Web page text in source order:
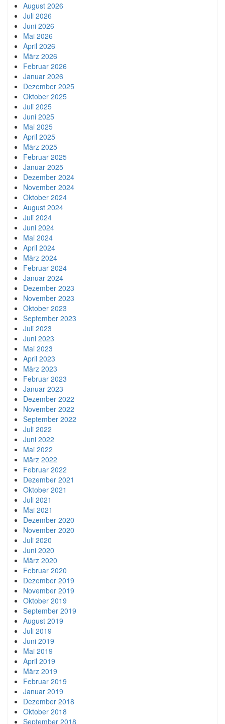
August 2026
Juli 2026
Juni 2026
Mai 2026
April 2026
März 2026
Februar 2026
Januar 2026
Dezember 2025
Oktober 2025
Juli 2025
Juni 2025
Mai 2025
April 2025
März 2025
Februar 2025
Januar 2025
Dezember 2024
November 2024
Oktober 2024
August 2024
Juli 2024
Juni 2024
Mai 2024
April 2024
März 2024
Februar 2024
Januar 2024
Dezember 2023
November 2023
Oktober 2023
September 2023
Juli 2023
Juni 2023
Mai 2023
April 2023
März 2023
Februar 2023
Januar 2023
Dezember 2022
November 2022
September 2022
Juli 2022
Juni 2022
Mai 2022
März 2022
Februar 2022
Dezember 2021
Oktober 2021
Juli 2021
Mai 2021
Dezember 2020
November 2020
Juli 2020
Juni 2020
März 2020
Februar 2020
Dezember 2019
November 2019
Oktober 2019
September 2019
August 2019
Juli 2019
Juni 2019
Mai 2019
April 2019
März 2019
Februar 2019
Januar 2019
Dezember 2018
Oktober 2018
September 2018